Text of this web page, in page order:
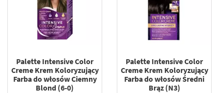
Palette Intensive Color
Creme Krem Koloryzujący
Farba do włosów Ciemny
Blond (6-0)
Palette Intensive Color
Creme Krem Koloryzujący
Farba do włosów Średni
Brąz (N3)